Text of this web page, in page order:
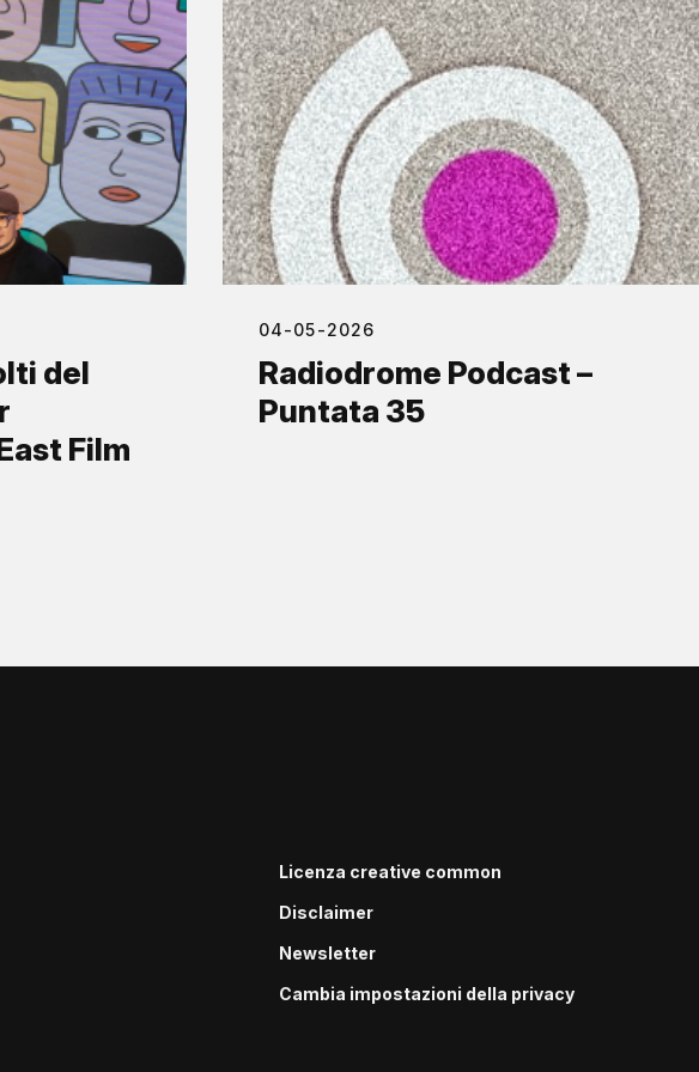
del
Film
04-05-2026
Radiodrome Podcast –
Puntata 35
Licenza creative common
Disclaimer
Newsletter
Cambia impostazioni della privacy